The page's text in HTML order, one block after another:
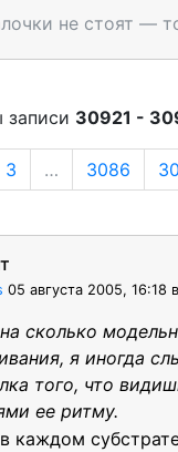
не стоят —
записи 30921 -
3 … 3086
05 августа 2005, 16:18 в
сколько
я иногда
того, что
ее ритму.
в каждом